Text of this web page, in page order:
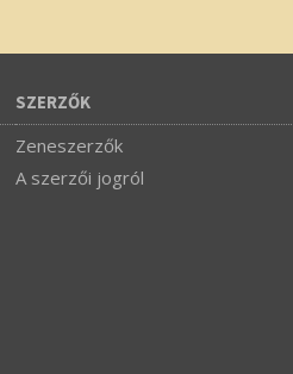
SZERZŐK
Zeneszerzők
A szerzői jogról